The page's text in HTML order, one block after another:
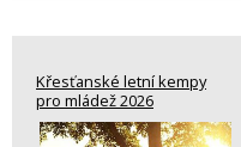
Křesťanské letní kempy
pro mládež 2026